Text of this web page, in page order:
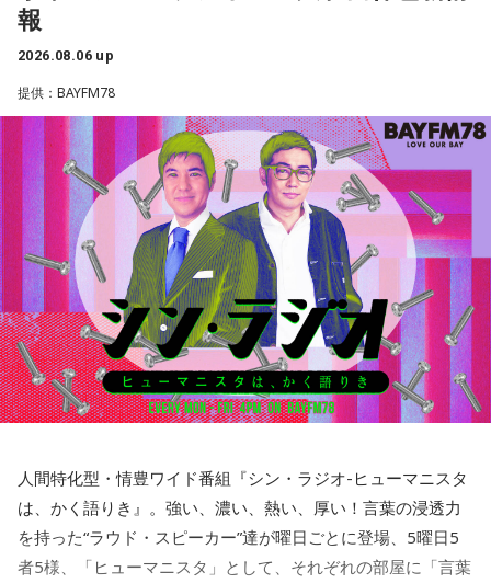
家、
伏見瞬さんを21時台ゲストにお招きし『J-POP 3.0徹底解剖。
テーマに関するイントロクイズも出題します。
22時台は最後にかける曲を先に発表し、その曲へ向かって1
時間、曲をつないでいく選曲企画、
『藤田太郎の音楽道』 『DREAMS COME TRUE「LOVE LOVE
LOVE」への道』をお送りします。
最新の放送を聴く
報
2026.08.06 up
提供：BAYFM78
人間特化型・情豊ワイド番組『シン・ラジオ-ヒューマニスタ
は、かく語りき』。強い、濃い、熱い、厚い！言葉の浸透力
を持った“ラウド・スピーカー”達が曜日ごとに登場、5曜日5
者5様、「ヒューマニスタ」として、それぞれの部屋に「言葉